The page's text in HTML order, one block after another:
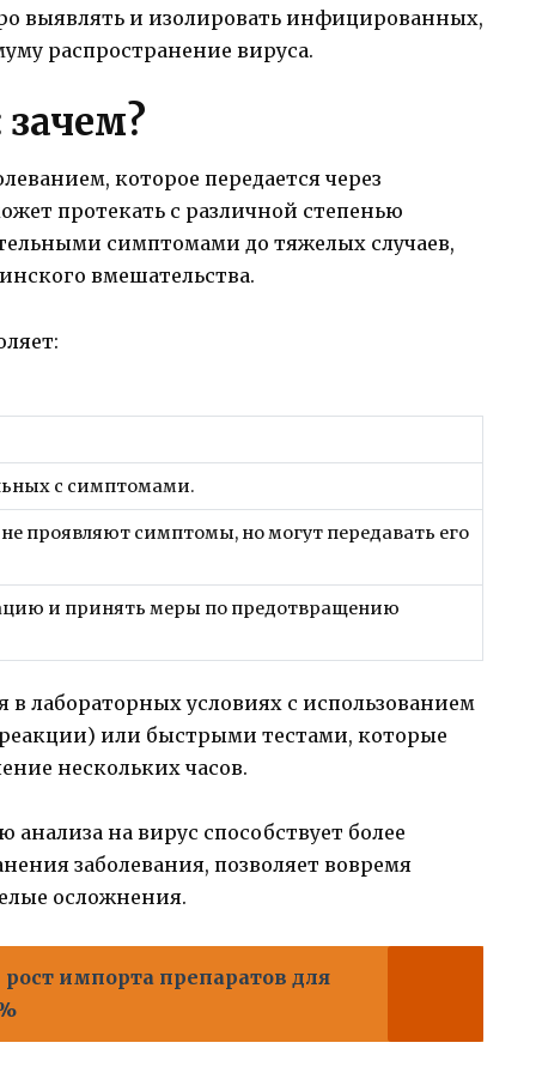
выявлять и изолировать инфицированных,
распространение вируса.
зачем?
которое передается через
протекать с различной степенью
симптомами до тяжелых случаев,
вмешательства.
с симптомами.
проявляют симптомы, но могут передавать его
и принять меры по предотвращению
в лабораторных условиях с использованием
или быстрыми тестами, которые
нескольких часов.
на вирус способствует более
заболевания, позволяет вовремя
осложнения.
рост импорта препаратов для